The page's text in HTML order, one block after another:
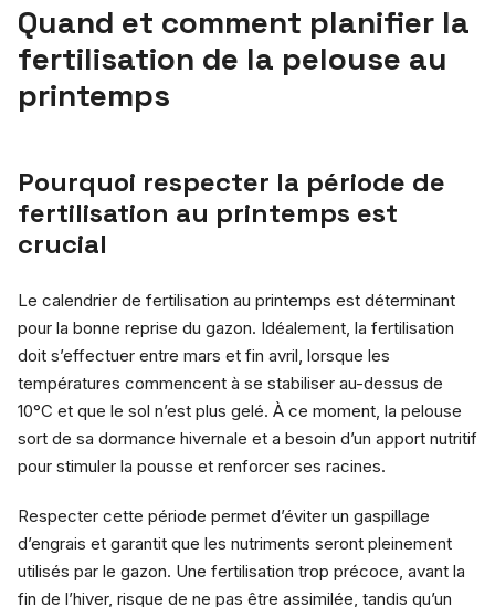
Quand et comment planifier la
fertilisation de la pelouse au
printemps
Pourquoi respecter la période de
fertilisation au printemps est
crucial
Le calendrier de fertilisation au printemps est déterminant
pour la bonne reprise du gazon. Idéalement, la fertilisation
doit s’effectuer entre mars et fin avril, lorsque les
températures commencent à se stabiliser au-dessus de
10°C et que le sol n’est plus gelé. À ce moment, la pelouse
sort de sa dormance hivernale et a besoin d’un apport nutritif
pour stimuler la pousse et renforcer ses racines.
Respecter cette période permet d’éviter un gaspillage
d’engrais et garantit que les nutriments seront pleinement
utilisés par le gazon. Une fertilisation trop précoce, avant la
fin de l’hiver, risque de ne pas être assimilée, tandis qu’un